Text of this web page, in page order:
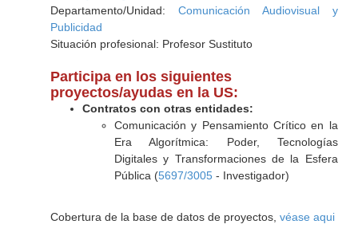
Departamento/Unidad: Comunicación Audiovisual y
Publicidad
Situación profesional: Profesor Sustituto
Participa en los siguientes
proyectos/ayudas en la US:
Contratos con otras entidades:
Comunicación y Pensamiento Crítico en la
Era Algorítmica: Poder, Tecnologías
Digitales y Transformaciones de la Esfera
Pública (5697/3005- Investigador)
Cobertura de la base de datos de proyectos, véase aqui